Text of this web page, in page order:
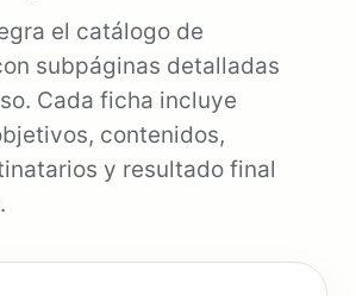
el catálogo de
subpáginas detalladas
Cada ficha incluye
contenidos,
y resultado final